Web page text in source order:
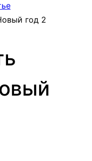
год 2